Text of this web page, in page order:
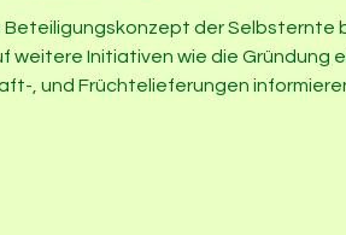
Beteiligungskonzept der Selbsternte
weitere Initiativen wie die Gründung
, und Früchtelieferungen